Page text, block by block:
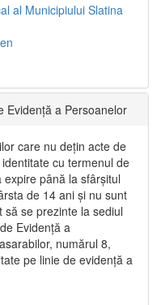
al Municipiului Slatina
Evidență a Persoanelor
care nu dețin acte de
cu termenul de
până la sfârșitul
de 14 ani și nu sunt
se prezinte la sediul
Evidență a
numărul 8,
pe linie de evidență a